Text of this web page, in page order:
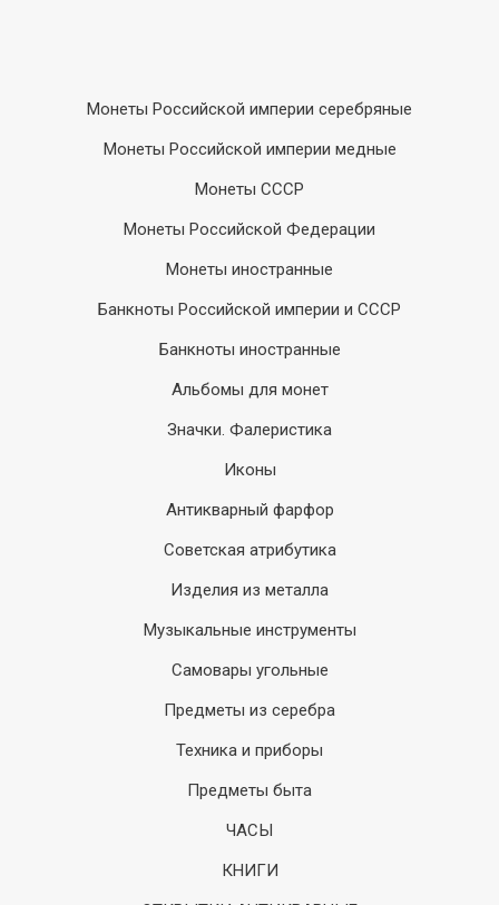
Монеты Российской империи серебряные
Монеты Российской империи медные
Монеты СССР
Монеты Российской Федерации
Монеты иностранные
Банкноты Российской империи и СССР
Банкноты иностранные
Альбомы для монет
Значки. Фалеристика
Иконы
Антикварный фарфор
Советская атрибутика
Изделия из металла
Музыкальные инструменты
Самовары угольные
Предметы из серебра
Техника и приборы
Предметы быта
ЧАСЫ
КНИГИ